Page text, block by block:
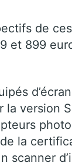
de
et 899
la version
la
scanner